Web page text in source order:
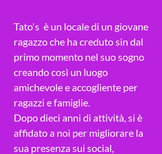
Tato's è un locale di un giovane
ragazzo che ha creduto sin dal
primo momento nel suo sogno
creando così un luogo
amichevole e accogliente per
ragazzi e famiglie.​
Dopo dieci anni di attività, si è
affidato a noi per migliorare la
sua presenza sui social,